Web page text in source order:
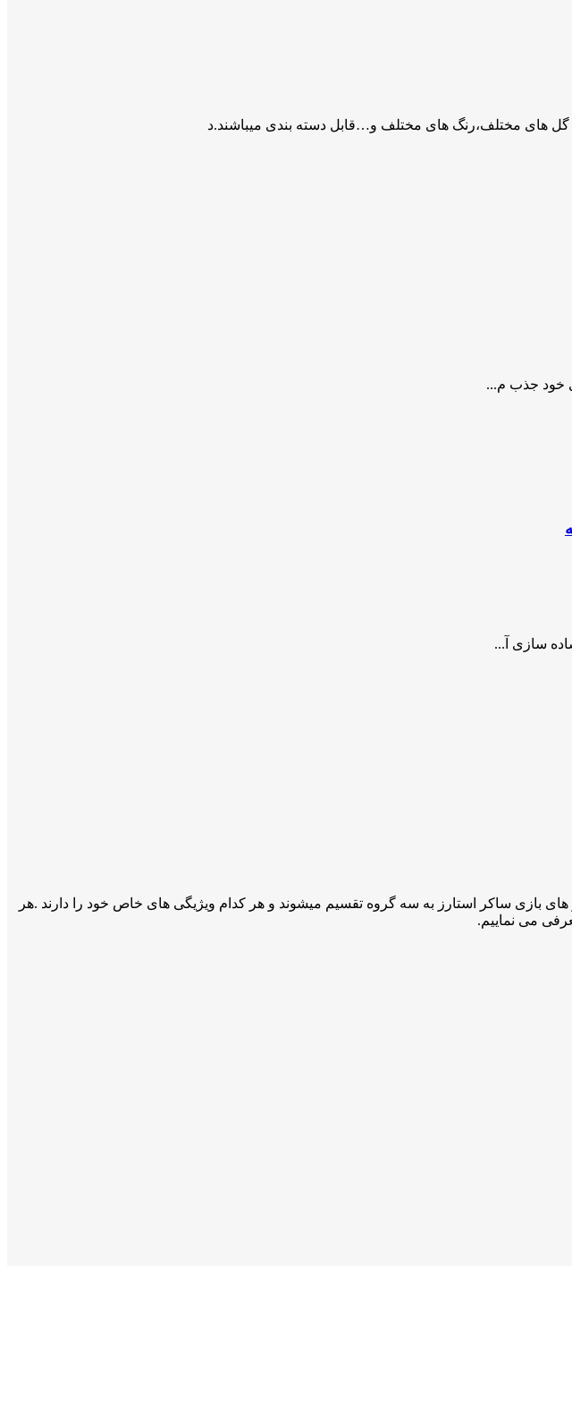
های مختلف،رنگ های مختلف و…قابل دسته بندی میباشند.د
خود جذب م...
های بازی ساکر استارز به سه گروه تقسیم میشوند و هر کدام ویژیگی های خاص خود را دارند .هر
می نماییم.